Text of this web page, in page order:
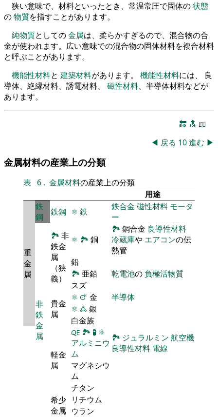
狭い意味で、材料といったとき、常温常圧で固体の状態
の物質を指すことがあります。
純物質としての金属は、柔らかすぎるので、混合物の合
金が使われます。広い意味での混合物の固体材料を複合材料
と呼ぶことがあります。
機能性材料と 建築材料があります。 機能性材料には、 良
導体、絶縁材料、誘電材料、 磁性材料、半導体材料などが
あります。
🔚 🔝 📖
◀ 戻る 10進む ▶
金属材料の産業上の分類
表 6 . 金属材料の産業上の分類
用途
重
金
属
鉄
鋼
鉄鋼 ⚛ 鉄 鉄合金 磁性材料 モータ
ー
非
鉄
金
属
🏞 非
鉄金
属
（狭
義）
⚛ 🏞 銅
🏞 銅合金 良導性材料
冷蔵庫や エアコンの伝
熱管
鉛
🏞 亜鉛 乾電池の 負極活物質
スズ
貴金
属
⚛ 🜚 金
半導体
⚛ 🜛 銀
白金族
軽金
属
🜀 🏞 🧪 ⚛
アルミニウ
ム
🏞 ジュラルミン 航空機
良導性材料 電線
マグネシウ
ム
チタン
希少
金属
リチウム
ウラン